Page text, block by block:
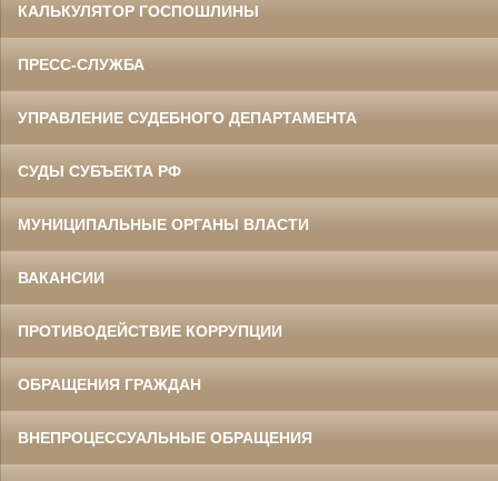
КАЛЬКУЛЯТОР ГОСПОШЛИНЫ
ПРЕСС-СЛУЖБА
УПРАВЛЕНИЕ СУДЕБНОГО ДЕПАРТАМЕНТА
СУДЫ СУБЪЕКТА РФ
МУНИЦИПАЛЬНЫЕ ОРГАНЫ ВЛАСТИ
ВАКАНСИИ
ПРОТИВОДЕЙСТВИЕ КОРРУПЦИИ
ОБРАЩЕНИЯ ГРАЖДАН
ВНЕПРОЦЕССУАЛЬНЫЕ ОБРАЩЕНИЯ